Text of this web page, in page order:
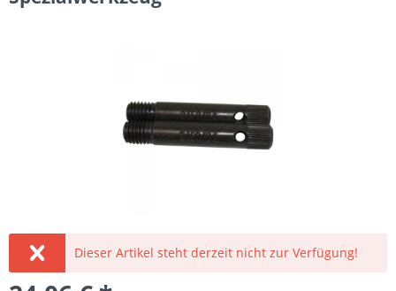
Dieser Artikel steht derzeit nicht zur Verfügung!